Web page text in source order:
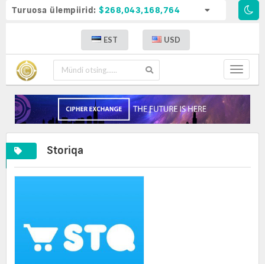
Turuosa ülempiirid: $268,043,168,764
EST USD
Toggle
Storiqa